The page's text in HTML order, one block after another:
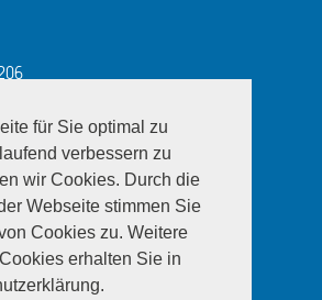
für Sie optimal zu
verbessern zu
wir Cookies. Durch die
Webseite stimmen Sie
Cookies zu. Weitere
erhalten Sie in
- EU
Facebook